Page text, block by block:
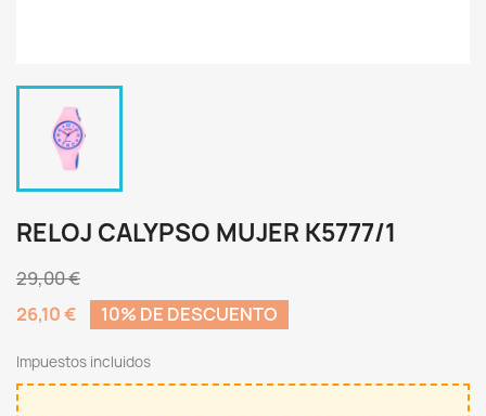
RELOJ CALYPSO MUJER K5777/1
29,00 €
26,10 €
10% DE DESCUENTO
Impuestos incluidos